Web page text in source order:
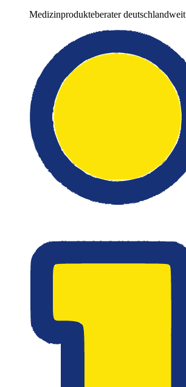
Medizinprodukteberater deutschlandweit